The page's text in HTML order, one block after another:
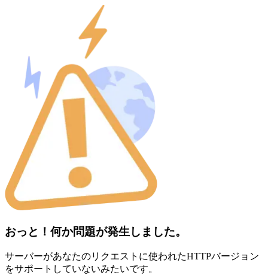
おっと！何か問題が発生しました。
サーバーがあなたのリクエストに使われたHTTPバージョン
をサポートしていないみたいです。